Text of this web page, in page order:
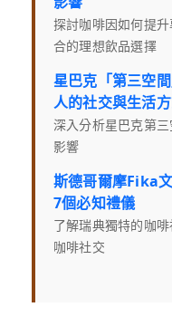
探討咖啡因如何提
合的理想飲品選擇
星巴克「第三空
人的社交與生活
深入分析星巴克第
影響
斯德哥爾摩Fika
7個必知禮儀
了解瑞典獨特的咖
咖啡社交